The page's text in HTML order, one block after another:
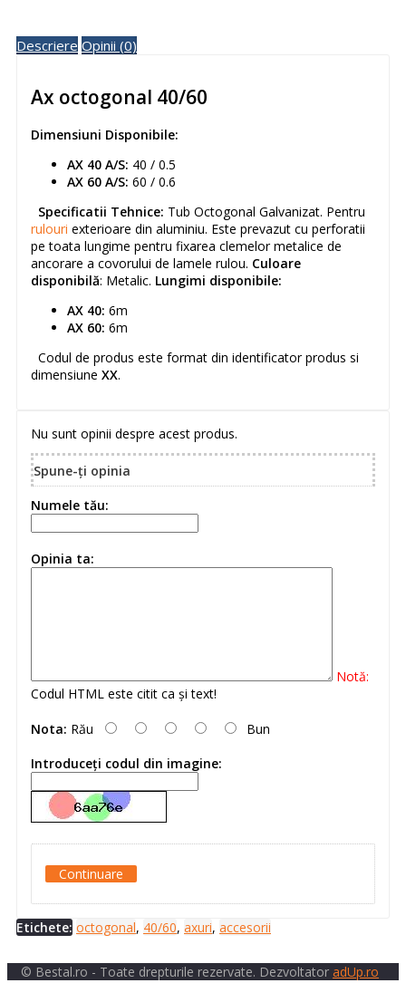
Descriere Opinii (0)
Ax octogonal 40/60
Dimensiuni Disponibile:
AX 40 A/S: 40 / 0.5
AX 60 A/S: 60 / 0.6
Specificatii Tehnice: Tub Octogonal Galvanizat. Pentru
rulouri exterioare din aluminiu. Este prevazut cu perforatii
pe toata lungime pentru fixarea clemelor metalice de
ancorare a covorului de lamele rulou. Culoare
disponibilă: Metalic. Lungimi disponibile:
AX 40: 6m
AX 60: 6m
Codul de produs este format din identificator produs si
dimensiune XX.
Nu sunt opinii despre acest produs.
Spune-ţi opinia
Numele tău:
Opinia ta:
Notă:
Codul HTML este citit ca şi text!
Nota: Rău
Bun
Introduceţi codul din imagine:
Continuare
Etichete: octogonal, 40/60, axuri, accesorii
© Bestal.ro - Toate drepturile rezervate. Dezvoltator adUp.ro